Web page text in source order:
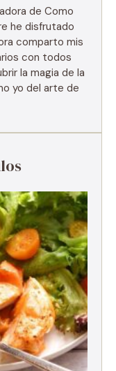
de Como
he disfrutado
comparto mis
con todos
la magia de la
yo del arte de